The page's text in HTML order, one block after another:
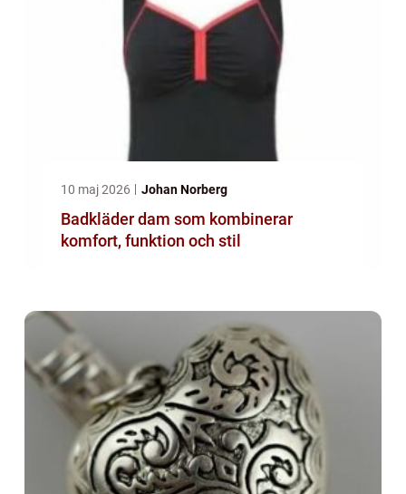
10 maj 2026 Johan Norberg
Badkläder dam som kombinerar
komfort, funktion och stil